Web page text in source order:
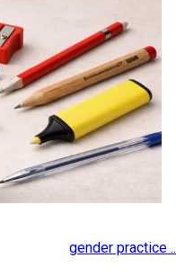
gender practice ..